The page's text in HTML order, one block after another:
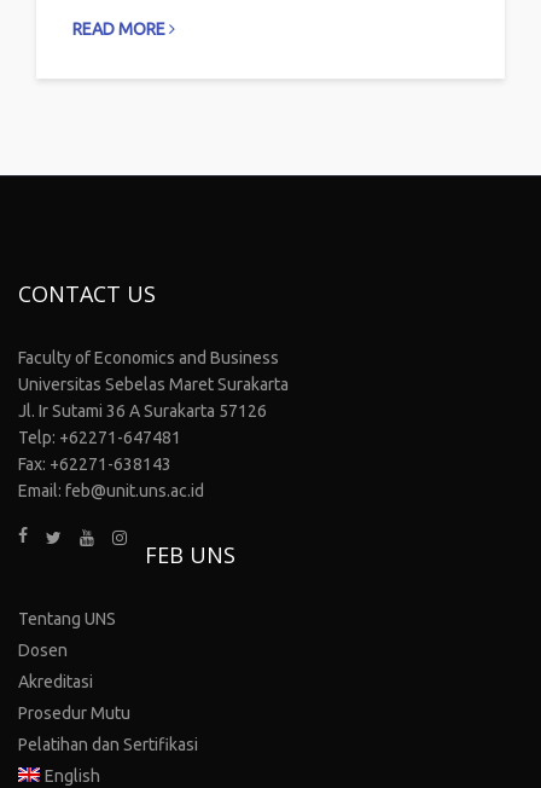
READ MORE
CONTACT US
Faculty of Economics and Business
Universitas Sebelas Maret Surakarta
Jl. Ir Sutami 36 A Surakarta 57126
Telp: +62271-647481
Fax: +62271-638143
Email: feb@unit.uns.ac.id
FEB UNS
Tentang UNS
Dosen
Akreditasi
Prosedur Mutu
Pelatihan dan Sertifikasi
English